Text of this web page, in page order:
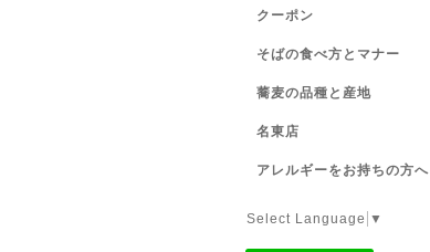
クーポン
そばの食べ方とマナー
蕎麦の品種と産地
名東店
アレルギーをお持ちの方へ
Select Language ▼